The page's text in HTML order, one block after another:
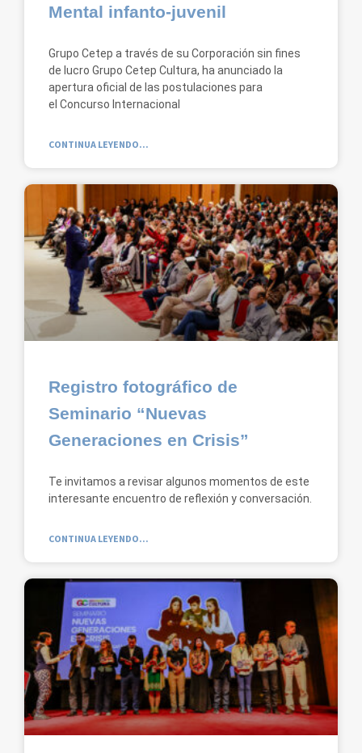
Mental infanto-juvenil
Grupo Cetep a través de su Corporación sin fines
de lucro Grupo Cetep Cultura, ha anunciado la
apertura oficial de las postulaciones para
el Concurso Internacional
CONTINUA LEYENDO...
Registro fotográfico de
Seminario “Nuevas
Generaciones en Crisis”
Te invitamos a revisar algunos momentos de este
interesante encuentro de reflexión y conversación.
CONTINUA LEYENDO...